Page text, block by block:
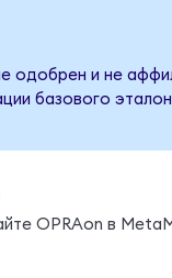
одобрен и не
базового
OPRAon в